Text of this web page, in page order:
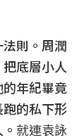
則。周潤
底層小人
年紀畢竟
的私下形
就連袁詠